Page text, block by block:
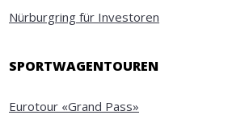
Nürburgring für Investoren
SPORTWAGENTOUREN
Eurotour «Grand Pass»